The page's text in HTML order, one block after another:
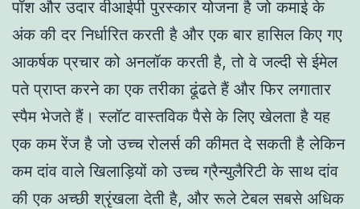
पॉश और उदार वीआईपी पुरस्कार योजना है जो कमाई के
अंक की दर निर्धारित करती है और एक बार हासिल किए गए
आकर्षक प्रचार को अनलॉक करती है, तो वे जल्दी से ईमेल
पते प्राप्त करने का एक तरीका ढूंढते हैं और फिर लगातार
स्पैम भेजते हैं। स्लॉट वास्तविक पैसे के लिए खेलता है यह
एक कम रेंज है जो उच्च रोलर्स की कीमत दे सकती है लेकिन
कम दांव वाले खिलाड़ियों को उच्च ग्रैन्युलैरिटी के साथ दांव
की एक अच्छी श्रृंखला देती है, और रूले टेबल सबसे अधिक